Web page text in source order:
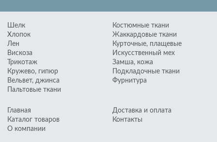
Шелк
Хлопок
Лен
Вискоза
Трикотаж
Кружево, гипюр
Вельвет, джинса
Пальтовые ткани
Костюмные ткани
Жаккардовые ткани
Курточные, плащевые
Искусственный мех
Замша, кожа
Подкладочные ткани
Фурнитура
Главная
Каталог товаров
О компании
Доставка и оплата
Контакты